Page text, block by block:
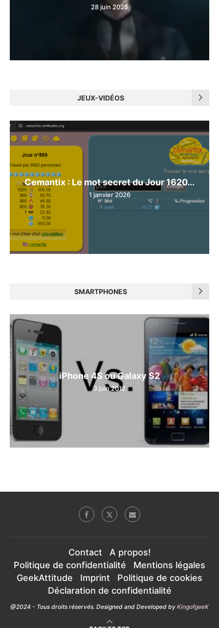
28 juin 2025
JEUX-VIDÉOS
Cemantix : Le mot secret du Jour 1620...
1 janvier 2026
SMARTPHONES
iPhone 4S ou Galaxy S2
3 juin 2012
Contact
A propos!
Politique de confidentialité
Mentions légales
GeekAttitude
Imprint
Politique de cookies
Déclaration de confidentialité
@2024 - Tous droits réservés. Designed and Developed by KingofgeeK